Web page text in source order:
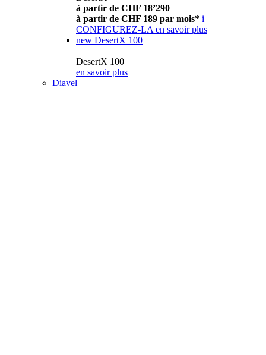
à partir de CHF 18’290
à partir de CHF 189 par mois* i
CONFIGUREZ-LA en savoir plus
new DesertX 100
DesertX 100
en savoir plus
Diavel